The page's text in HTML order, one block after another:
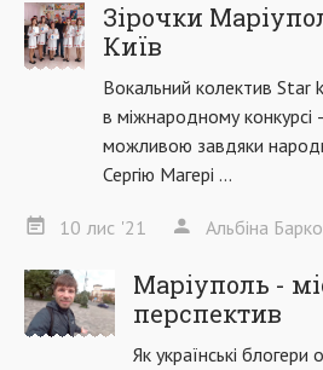
Зірочки
Київ
Вокальний колектив Star
в міжнародному конкурсі
можливою завдяки
Сергію Магері ...
10 лис '21 Альбіна
Маріуполь -
перспектив
Як українські